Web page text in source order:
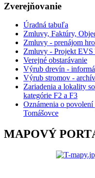
Zverejňovanie
Úradná tabuľa
Zmluvy, Faktúry,
Zmluvy - prenájom
Zmluvy - Projekt EVS
Verejné obstarávanie
Výrub drevín -
Výrub stromov - archív
Zariadenia a lokality
kategórie F2 a F3
Oznámenia o
Tomášovce
MAPOVÝ